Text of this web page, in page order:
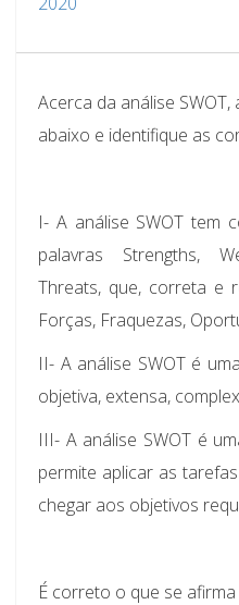
Acerca da análise
abaixo e identifique as
I- A análise SWOT tem
palavras Strengths,
Threats, que, correta e
Forças, Fraquezas,
II- A análise SWOT é
objetiva, extensa,
III- A análise SWOT é
permite aplicar as
chegar aos objetivos
É correto o que se afirma